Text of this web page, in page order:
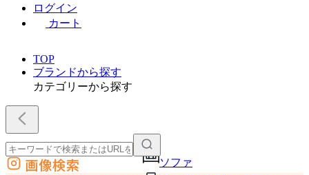
ログイン
カート
TOP
ブランドから探す
カテゴリーから探す
ソファ
外部サイトの商品をカートに追加
画像検索